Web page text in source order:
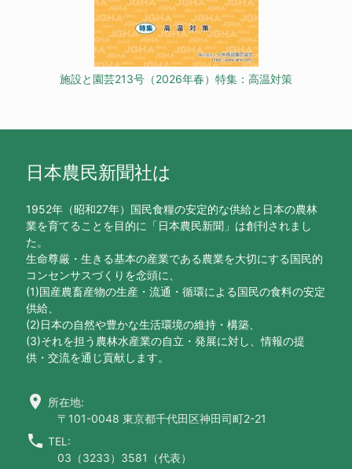
施設と園芸213号（2026年春）特集：高温対策
日本農民新聞社は
1952年（昭和27年）国民食糧の安定的な供給と日本の農林
業を育てることを目的に「日本農民新聞」は創刊されまし
た。
生命尊厳・生きる基本の産業である農業を大切にする国民的
コンセンサスづくりを念頭に、
(1)国産農畜産物の生産・流通・循環による国民の食料の安定
供給、
(2)日本の自然や豊かな生活環境の維持・構築、
(3)それを担う農林水産業の自立・発展に対し、情報の提
供・交流を通じ貢献します。
location_on 所在地:
〒101-0048 東京都千代田区神田司町2-21
call TEL:
03（3233）3581（代表）